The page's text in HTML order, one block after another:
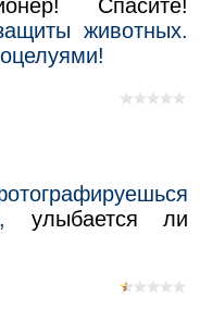
Спасите!
животных.
улыбается ли